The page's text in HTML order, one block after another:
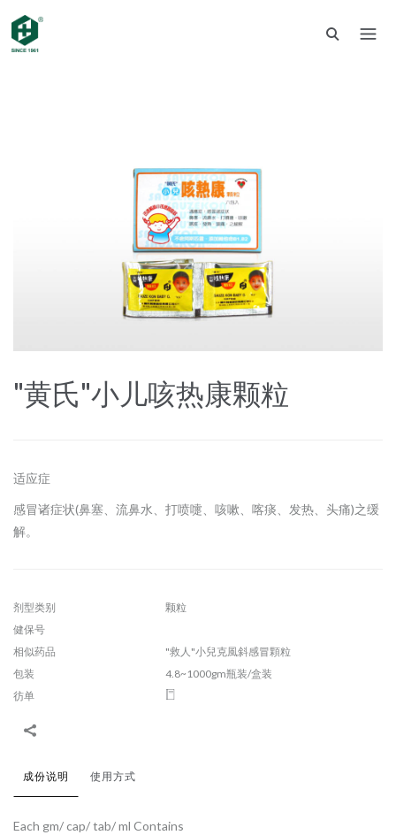
"黄氏"小儿咳热康颗粒
适应症
感冒诸症状(鼻塞、流鼻水、打喷嚏、咳嗽、喀痰、发热、头痛)之缓
解。
剂型类别
颗粒
健保号
相似药品
"救人"小兒克風斜感冒顆粒
包装
4.8~1000gm瓶装/盒装
彷单
成份说明 使用方式
Each gm/ cap/ tab/ ml Contains